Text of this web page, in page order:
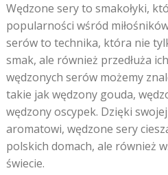
Wędzone sery to smakołyki,
popularności wśród
serów to technika, która nie
smak, ale również przedłuża
wędzonych serów możemy
takie jak wędzony gouda,
wędzony oscypek. Dzięki
aromatowi, wędzone sery
polskich domach, ale również
świecie.